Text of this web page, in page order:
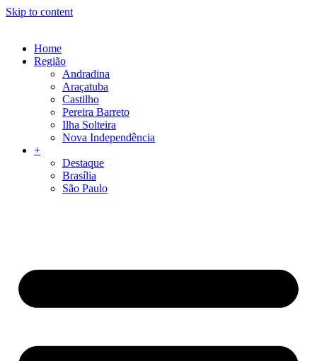
Skip to content
Home
Região
Andradina
Araçatuba
Castilho
Pereira Barreto
Ilha Solteira
Nova Independência
+
Destaque
Brasília
São Paulo